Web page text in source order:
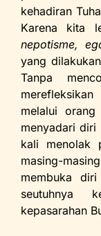
kehadiran
Karena kita
nepotisme,
yang
Tanpa
melalui
menyadari diri
kali menolak
masing-
membuka
seutuhnya
kepasarahan